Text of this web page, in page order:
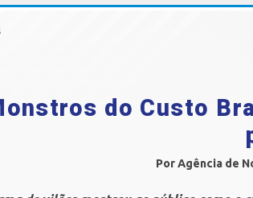
do Custo
Por Agência de